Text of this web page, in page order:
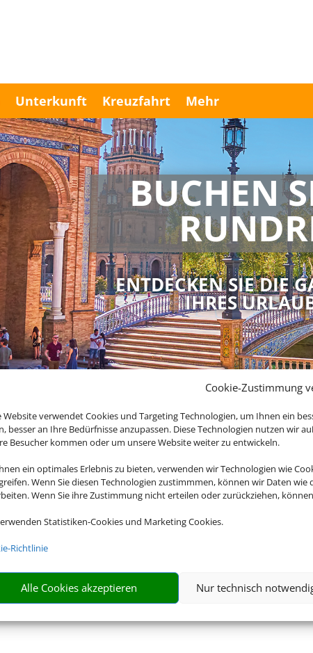
Cookie-Zustimmung
Website verwendet Cookies und Targeting Technologien, um Ihnen ein
besser an Ihre Bedürfnisse anzupassen. Diese Technologien nutzen wir
Besucher kommen oder um unsere Website weiter zu entwickeln.
ein optimales Erlebnis zu bieten, verwenden wir Technologien wie
Wenn Sie diesen Technologien zustimmmen, können wir Daten
Wenn Sie ihre Zustimmung nicht erteilen oder zurückziehen,
Statistiken-Cookies und Marketing Cookies.
Richtlinie
Alle Cookies akzeptieren Nur technisch
Unterkunft Kreuzfahrt Mehr
BUCHEN
ENTDECKEN SIE DIE
IHRES
für den perfekten
oder doch lieber Asien? Es gibt so viel zu
unseren Rundreiseangebote erleben Sie Ihre
Vielfalt.